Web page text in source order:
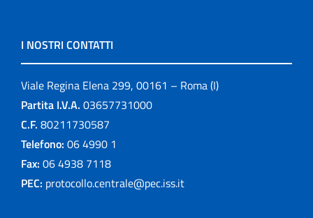
I NOSTRI CONTATTI
Viale Regina Elena 299, 00161 – Roma (I)
Partita I.V.A. 03657731000
C.F. 80211730587
Telefono: 06 4990 1
Fax: 06 4938 7118
PEC: protocollo.centrale@pec.iss.it